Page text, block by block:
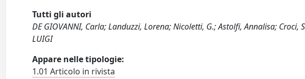
Tutti gli autori
DE GIOVANNI, Carla; Landuzzi, Lorena; Nicoletti, G.; Astolfi, Annalisa;
LUIGI
Appare nelle tipologie:
1.01 Articolo in rivista